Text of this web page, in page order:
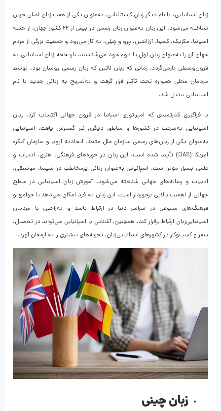
زبان اسپانیایی، با نام دیگر زبان کاستیلیایی، به‌عنوان یکی از هفت زبان اصلی جهان
شناخته می‌شود. این زبان به‌عنوان زبان رسمی در بیش از ۲۲ کشور جهان، از جمله
اسپانیا، مکزیک، کلمبیا، آرژانتین، پرو و چیلی، به کار می‌رود و جمعیت بزرگی از مردم
جهان آن را به‌عنوان زبان اول یا دوم خود می‌شناسند. تاریخچه زبان اسپانیایی به
قرون‌وسطی بازمی‌گردد، زمانی که زبان لاتین که زبان رسمی رومیان بود، توسط
مردمان محلی همواره تحت تأثیر قرار گرفت و به‌تدریج به زبانی جدید با نام
اسپانیایی تبدیل شد.
با فراگیری قدرتمندی که امپراتوری اسپانیا در قرون جهانی اکتساب کرد، زبان
اسپانیایی به‌سرعت در کشورها و مناطق دیگری نیز گسترش یافت. اسپانیایی
به‌عنوان یکی از زبان‌های رسمی سازمان ملل متحد، اتحادیه اروپا و سازمان کنگره
آمریکا (OAS) تأیید شده است. این زبان در حوزه‌های فرهنگی، هنری، ادبیات و
علمی بسیار مؤثر است. اسپانیایی به‌عنوان زبانی پرمخاطب در سینما، موسیقی،
ادبیات و رسانه‌های جهانی شناخته می‌شود. آموزش زبان اسپانیایی در سطح
جهانی از اهمیت بالایی برخوردار است. این زبان به فرد امکان می‌دهد با جوامع و
فرهنگ‌های متنوعی در سراسر دنیا در ارتباط باشد و به‌راحتی با مردمان
اسپانیایی‌زبان ارتباط برقرار کند. همچنین، آشنایی با اسپانیایی می‌تواند در تحصیل،
سفر و کسب‌وکار در کشورهای اسپانیایی‌زبان، تجربه‌های بیشتری را به ارمغان آورد.
زبان چینی